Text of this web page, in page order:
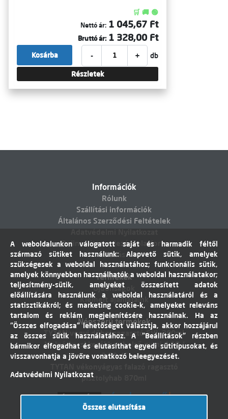
🛒 🚚 🟢
Nettó ár: 1 045,67 Ft
Bruttó ár: 1 328,00 Ft
- + db
Kosárba
Részletek
Információk
Rólunk
Szállítási információk
Általános Szerződési Feltételek
Online vitarendezési platform
Elállás
Termékek
Újdonságok
Kiemelt ajánlataink
Népszerű termékek
TYTAN vegyi dübel ragasztó EVI. 300ml
Molnárkocsi kerékhez belső gumi 4,10 /
3,50-4"
pisztolyhab 870ml
A weboldalunkon válogatott saját és harmadik féltől
származó sütiket használunk: Alapvető sütik, amelyek
szükségesek a weboldal használatához; funkcionális sütik,
amelyek könnyebben használhatók a weboldal használatakor;
teljesítmény-sütik, amelyeket összesített adatok
előállítására használunk a weboldal használatáról és a
statisztikákról; és marketing cookie-k, amelyeket releváns
tartalom és reklám megjelenítésére használnak. Ha az
"Összes elfogadása" lehetőséget választja, akkor hozzájárul
az összes sütik használatához. A "Beállítások" részben
bármikor elfogadhat és elutasíthat egyedi sütitípusokat, és
visszavonhatja a jövőre vonatkozó beleegyezését.
Adatvédelmi Nyilatkozat
Összes elutasítása